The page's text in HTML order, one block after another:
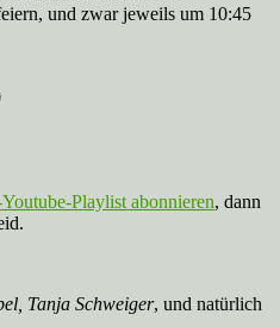
und zwar jeweils um 10:45
Playlist abonnieren, dann
Tanja Schweiger, und natürlich